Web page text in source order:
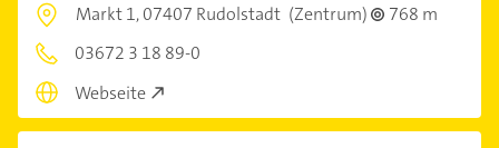
Markt 1,07407 Rudolstadt (Zentrum)
768 m
03672 3 18 89-0
Webseite